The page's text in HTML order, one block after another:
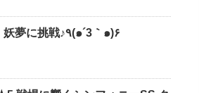
【白猫】白猫プロジェクト 神気解放 アンナ 妖夢に挑戦♪٩(๑´3｀๑)۶